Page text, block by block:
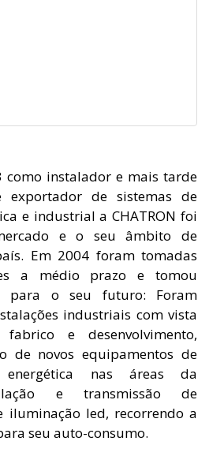
como instalador e mais tarde
exportador de sistemas de
e industrial a CHATRON foi
e o seu âmbito de
Em 2004 foram tomadas
a médio prazo e tomou
para o seu futuro: Foram
industriais com vista
e desenvolvimento,
de novos equipamentos de
energética nas áreas da
e transmissão de
iluminação led, recorrendo a
seu auto-consumo.